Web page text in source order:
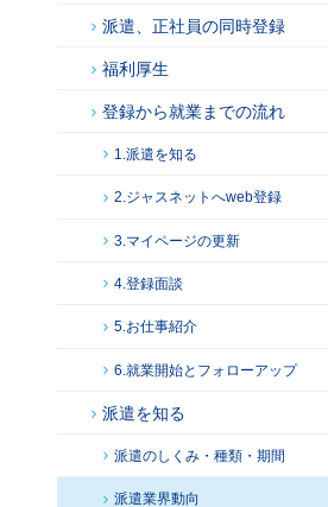
派遣、正社員の同時登録
福利厚生
登録から就業までの流れ
1.派遣を知る
2.ジャスネットへweb登録
3.マイページの更新
4.登録面談
5.お仕事紹介
6.就業開始とフォローアップ
派遣を知る
派遣のしくみ・種類・期間
派遣業界動向